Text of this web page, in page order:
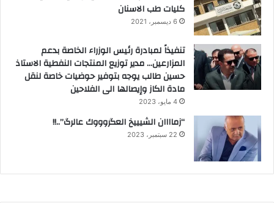
كليات طب الاسنان
6 ديسمبر، 2021
تنفيذاً لمبادرة رئيس الوزراء الخاصة بدعم
المزارعين… مدير توزيع المنتجات النفطية الاستاذ
حسين طالب يوجه بتوفير حوضيات خاصة لنقل
مادة الكاز وإيصالها الى الفلاحين
4 مايو، 2023
“زماااان الشيييخ العگروووك عالرگ”..!!
22 سبتمبر، 2023